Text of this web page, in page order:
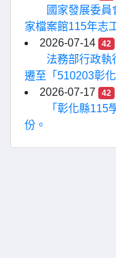
國家發展委
家檔案館115年志
2026-07-14
42
法務部行政執
遷至「510203彰
2026-07-17
42
「彰化縣115
份。